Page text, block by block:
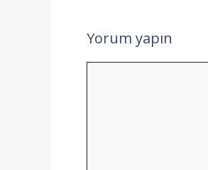
Yorum yapın